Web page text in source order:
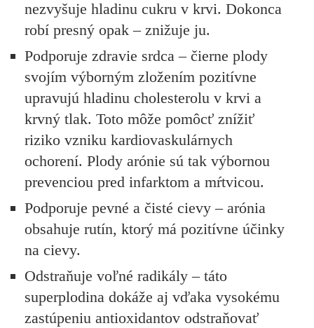
nezvyšuje hladinu cukru v krvi. Dokonca
robí presný opak – znižuje ju.
Podporuje zdravie srdca – čierne plody
svojím výborným zložením pozitívne
upravujú hladinu cholesterolu v krvi a
krvný tlak. Toto môže pomôcť znížiť
riziko vzniku kardiovaskulárnych
ochorení. Plody arónie sú tak výbornou
prevenciou pred infarktom a mŕtvicou.
Podporuje pevné a čisté cievy – arónia
obsahuje rutín, ktorý má pozitívne účinky
na cievy.
Odstraňuje voľné radikály – táto
superplodina dokáže aj vďaka vysokému
zastúpeniu antioxidantov odstraňovať